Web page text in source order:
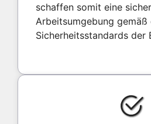
schaffen somit eine
Arbeitsumgebung gemäß
Sicherheitsstandards der